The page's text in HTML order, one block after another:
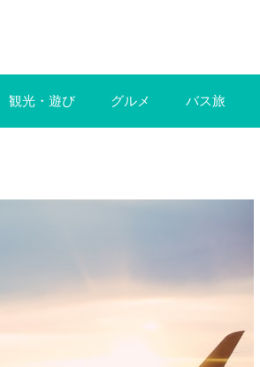
観光・遊び グルメ バス旅